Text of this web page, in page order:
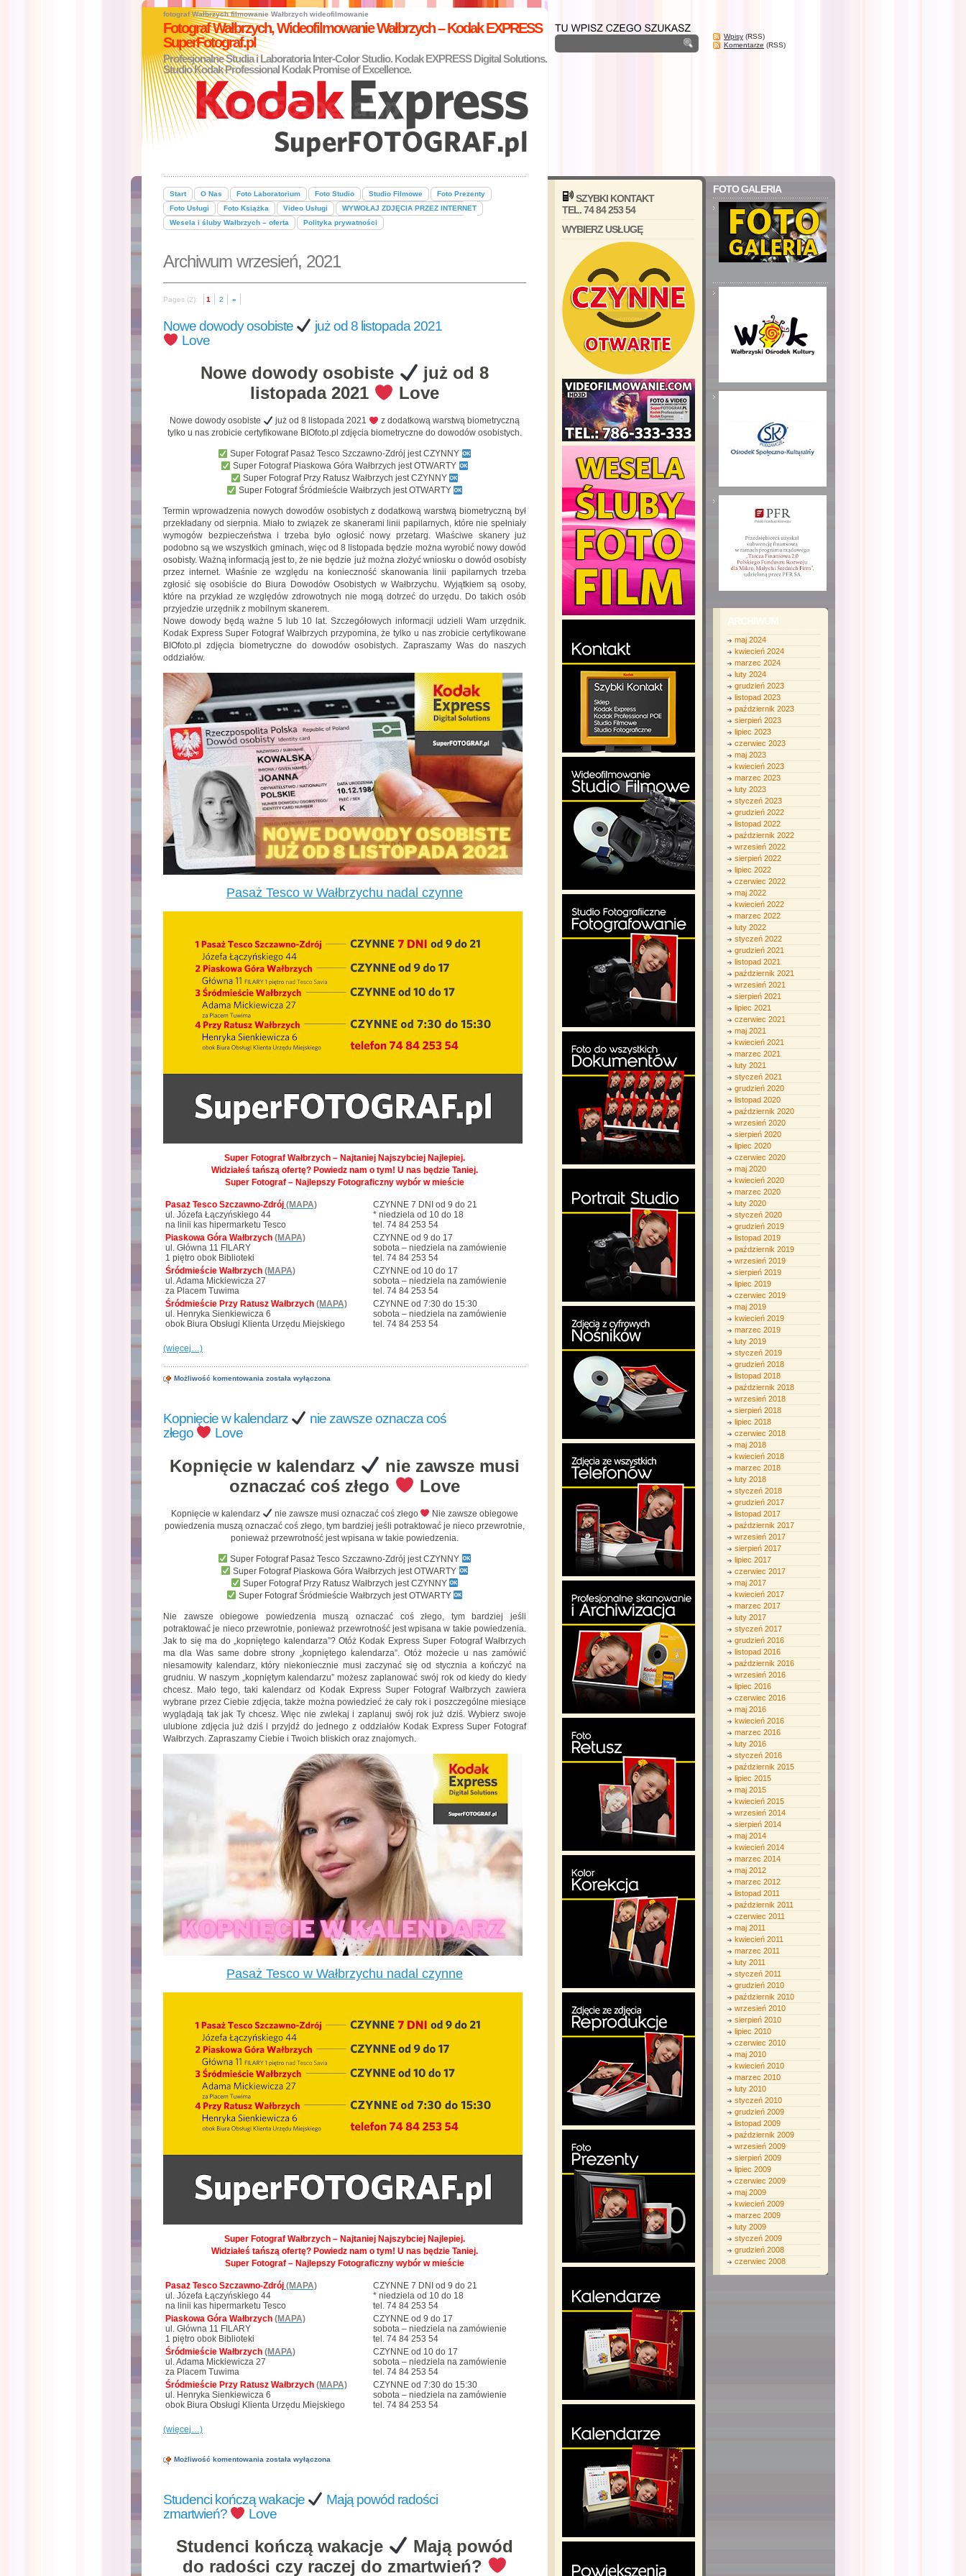
fotograf Wałbrzych filmowanie Wałbrzych wideofilmowanie
Fotograf Wałbrzych, Wideofilmowanie Wałbrzych – Kodak EXPRESS
SuperFotograf.pl
Profesjonalne Studia i Laboratoria Inter-Color Studio. Kodak EXPRESS Digital Solutions.
Studio Kodak Professional Kodak Promise of Excellence.
Wpisy (RSS)
Komentarze (RSS)
Start O Nas Foto Laboratorium Foto Studio Studio Filmowe
Foto Prezenty
Foto Usługi
Foto Książka Video Usługi
WYWOŁAJ ZDJĘCIA PRZEZ INTERNET
Wesela i śluby Wałbrzych – oferta
Polityka prywatności
Archiwum wrzesień, 2021
Pages (2): 1 2 »
Nowe dowody osobiste
już od 8 listopada 2021
Love
Nowe dowody osobiste
już od 8
listopada 2021
Love
Nowe dowody osobiste już od 8 listopada 2021
z dodatkową warstwą biometryczną
tylko u nas zrobicie certyfikowane BIOfoto.pl zdjęcia biometryczne do dowodów osobistych.
Super Fotograf Pasaż Tesco Szczawno-Zdrój jest CZYNNY
Super Fotograf Piaskowa Góra Wałbrzych jest OTWARTY
Super Fotograf Przy Ratusz Wałbrzych jest CZYNNY
Super Fotograf Śródmieście Wałbrzych jest OTWARTY
Termin wprowadzenia nowych dowodów osobistych z dodatkową warstwą biometryczną był
przekładany od sierpnia. Miało to związek ze skanerami linii papilarnych, które nie spełniały
wymogów bezpieczeństwa i trzeba było ogłosić nowy przetarg. Właściwe skanery już
podobno są we wszystkich gminach, więc od 8 listopada będzie można wyrobić nowy dowód
osobisty. Ważną informacją jest to, że nie będzie już można złożyć wniosku o dowód osobisty
przez internet. Właśnie ze względu na konieczność skanowania linii papilarnych trzeba
zgłosić się osobiście do Biura Dowodów Osobistych w Wałbrzychu. Wyjątkiem są osoby,
które na przykład ze względów zdrowotnych nie mogą dotrzeć do urzędu. Do takich osób
przyjedzie urzędnik z mobilnym skanerem.
Nowe dowody będą ważne 5 lub 10 lat. Szczegółowych informacji udzieli Wam urzędnik.
Kodak Express Super Fotograf Wałbrzych przypomina, że tylko u nas zrobicie certyfikowane
BIOfoto.pl zdjęcia biometryczne do dowodów osobistych. Zapraszamy Was do naszych
oddziałów.
Pasaż Tesco w Wałbrzychu nadal czynne
Super Fotograf Wałbrzych – Najtaniej Najszybciej Najlepiej.
Widziałeś tańszą ofertę? Powiedz nam o tym! U nas będzie Taniej.
Super Fotograf – Najlepszy Fotograficzny wybór w mieście
Pasaż Tesco Szczawno-Zdrój (MAPA)
ul. Józefa Łączyńskiego 44
na linii kas hipermarketu Tesco
CZYNNE 7 DNI od 9 do 21
* niedziela od 10 do 18
tel. 74 84 253 54
Piaskowa Góra Wałbrzych (MAPA)
ul. Główna 11 FILARY
1 piętro obok Biblioteki
CZYNNE od 9 do 17
sobota – niedziela na zamówienie
tel. 74 84 253 54
Śródmieście Wałbrzych (MAPA)
ul. Adama Mickiewicza 27
za Placem Tuwima
CZYNNE od 10 do 17
sobota – niedziela na zamówienie
tel. 74 84 253 54
Śródmieście Przy Ratusz Wałbrzych (MAPA)
ul. Henryka Sienkiewicza 6
obok Biura Obsługi Klienta Urzędu Miejskiego
CZYNNE od 7:30 do 15:30
sobota – niedziela na zamówienie
tel. 74 84 253 54
(więcej…)
Możliwość komentowania Nowe
od
8
została wyłączona
Kopnięcie w kalendarz
nie zawsze oznacza coś
złego
Love
Kopnięcie w kalendarz
nie zawsze musi
oznaczać coś złego
Love
Kopnięcie w kalendarz nie zawsze musi oznaczać coś złego
Nie zawsze obiegowe
powiedzenia muszą oznaczać coś złego, tym bardziej jeśli potraktować je nieco przewrotnie,
ponieważ przewrotność jest wpisana w takie powiedzenia.
Super Fotograf Pasaż Tesco Szczawno-Zdrój jest CZYNNY
Super Fotograf Piaskowa Góra Wałbrzych jest OTWARTY
Super Fotograf Przy Ratusz Wałbrzych jest CZYNNY
Super Fotograf Śródmieście Wałbrzych jest OTWARTY
Nie zawsze obiegowe powiedzenia muszą oznaczać coś złego, tym bardziej jeśli
potraktować je nieco przewrotnie, ponieważ przewrotność jest wpisana w takie powiedzenia.
Jak to się ma do „kopniętego kalendarza”? Otóż Kodak Express Super Fotograf Wałbrzych
ma dla Was same dobre strony „kopniętego kalendarza”. Otóż możecie u nas zamówić
niesamowity kalendarz, który niekoniecznie musi zaczynać się od stycznia a kończyć na
grudniu. W naszym „kopniętym kalendarzu” możesz zaplanować swój rok od kiedy do kiedy
chcesz. Mało tego, taki kalendarz od Kodak Express Super Fotograf Wałbrzych zawiera
wybrane przez Ciebie zdjęcia, także można powiedzieć że cały rok i poszczególne miesiące
wyglądają tak jak Ty chcesz. Więc nie zwlekaj i zaplanuj swój rok już dziś. Wybierz swoje
ulubione zdjęcia już dziś i przyjdź do jednego z oddziałów Kodak Express Super Fotograf
Wałbrzych. Zapraszamy Ciebie i Twoich bliskich oraz znajomych.
Pasaż Tesco w Wałbrzychu nadal czynne
Super Fotograf Wałbrzych – Najtaniej Najszybciej Najlepiej.
Widziałeś tańszą ofertę? Powiedz nam o tym! U nas będzie Taniej.
Super Fotograf – Najlepszy Fotograficzny wybór w mieście
Pasaż Tesco Szczawno-Zdrój (MAPA)
ul. Józefa Łączyńskiego 44
na linii kas hipermarketu Tesco
CZYNNE 7 DNI od 9 do 21
* niedziela od 10 do 18
tel. 74 84 253 54
Piaskowa Góra Wałbrzych (MAPA)
ul. Główna 11 FILARY
1 piętro obok Biblioteki
CZYNNE od 9 do 17
sobota – niedziela na zamówienie
tel. 74 84 253 54
Śródmieście Wałbrzych (MAPA)
ul. Adama Mickiewicza 27
za Placem Tuwima
CZYNNE od 10 do 17
sobota – niedziela na zamówienie
tel. 74 84 253 54
Śródmieście Przy Ratusz Wałbrzych (MAPA)
ul. Henryka Sienkiewicza 6
obok Biura Obsługi Klienta Urzędu Miejskiego
CZYNNE od 7:30 do 15:30
sobota – niedziela na zamówienie
tel. 74 84 253 54
(więcej…)
Możliwość komentowania Kopnięcie
zawsze
oznacza
coś
złego
została wyłączona
Studenci kończą wakacje
Mają powód radości
zmartwień?
Love
Studenci kończą wakacje
Mają powód
do radości czy raczej do zmartwień?
SZYBKI KONTAKT
TEL. 74 84 253 54
WYBIERZ USŁUGĘ
FOTO GALERIA
ARCHIWUM
maj 2024
kwiecień 2024
marzec 2024
luty 2024
grudzień 2023
listopad 2023
październik 2023
sierpień 2023
lipiec 2023
czerwiec 2023
maj 2023
kwiecień 2023
marzec 2023
luty 2023
styczeń 2023
grudzień 2022
listopad 2022
październik 2022
wrzesień 2022
sierpień 2022
lipiec 2022
czerwiec 2022
maj 2022
kwiecień 2022
marzec 2022
luty 2022
styczeń 2022
grudzień 2021
listopad 2021
październik 2021
wrzesień 2021
sierpień 2021
lipiec 2021
czerwiec 2021
maj 2021
kwiecień 2021
marzec 2021
luty 2021
styczeń 2021
grudzień 2020
listopad 2020
październik 2020
wrzesień 2020
sierpień 2020
lipiec 2020
czerwiec 2020
maj 2020
kwiecień 2020
marzec 2020
luty 2020
styczeń 2020
grudzień 2019
listopad 2019
październik 2019
wrzesień 2019
sierpień 2019
lipiec 2019
czerwiec 2019
maj 2019
kwiecień 2019
marzec 2019
luty 2019
styczeń 2019
grudzień 2018
listopad 2018
październik 2018
wrzesień 2018
sierpień 2018
lipiec 2018
czerwiec 2018
maj 2018
kwiecień 2018
marzec 2018
luty 2018
styczeń 2018
grudzień 2017
listopad 2017
październik 2017
wrzesień 2017
sierpień 2017
lipiec 2017
czerwiec 2017
maj 2017
kwiecień 2017
marzec 2017
luty 2017
styczeń 2017
grudzień 2016
listopad 2016
październik 2016
wrzesień 2016
lipiec 2016
czerwiec 2016
maj 2016
kwiecień 2016
marzec 2016
luty 2016
styczeń 2016
październik 2015
lipiec 2015
maj 2015
kwiecień 2015
wrzesień 2014
sierpień 2014
maj 2014
kwiecień 2014
marzec 2014
maj 2012
marzec 2012
listopad 2011
październik 2011
czerwiec 2011
maj 2011
kwiecień 2011
marzec 2011
luty 2011
styczeń 2011
grudzień 2010
październik 2010
wrzesień 2010
sierpień 2010
lipiec 2010
czerwiec 2010
maj 2010
kwiecień 2010
marzec 2010
luty 2010
styczeń 2010
grudzień 2009
listopad 2009
październik 2009
wrzesień 2009
sierpień 2009
lipiec 2009
czerwiec 2009
maj 2009
kwiecień 2009
marzec 2009
luty 2009
styczeń 2009
grudzień 2008
czerwiec 2008